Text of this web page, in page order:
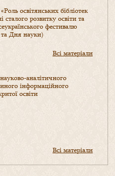
освітянських бібліотек
сталого розвитку освіти та
фестивалю
Дня науки)
Всі матеріали
аналітичного
інформаційного
освіти
Всі матеріали